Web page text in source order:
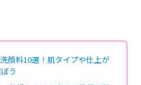
顔料10選！肌タイプや仕上が
う